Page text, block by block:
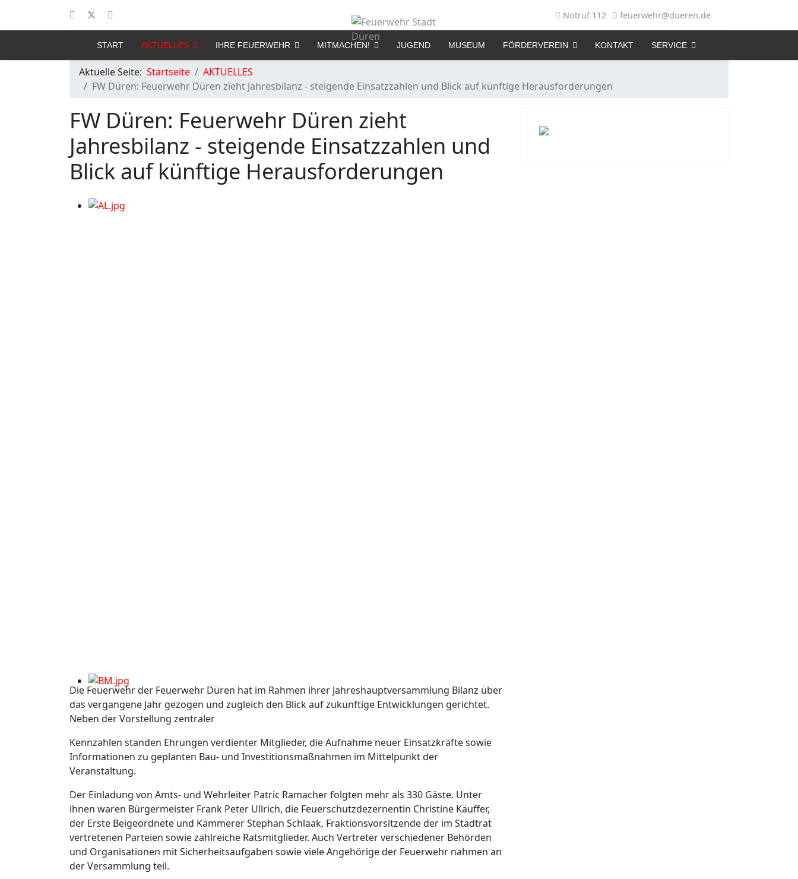
Notruf 112 feuerwehr@dueren.de
START AKTUELLES IHRE FEUERWEHR MITMACHEN! JUGEND MUSEUM FÖRDERVEREIN KONTAKT SERVICE
Aktuelle Seite: Startseite
AKTUELLES
FW Düren: Feuerwehr Düren zieht Jahresbilanz - steigende Einsatzzahlen und Blick auf künftige Herausforderungen
FW Düren: Feuerwehr Düren zieht
Jahresbilanz - steigende Einsatzzahlen und
Blick auf künftige Herausforderungen
Die Feuerwehr der Feuerwehr Düren hat im Rahmen ihrer Jahreshauptversammlung Bilanz über
das vergangene Jahr gezogen und zugleich den Blick auf zukünftige Entwicklungen gerichtet.
Neben der Vorstellung zentraler
Kennzahlen standen Ehrungen verdienter Mitglieder, die Aufnahme neuer Einsatzkräfte sowie
Informationen zu geplanten Bau- und Investitionsmaßnahmen im Mittelpunkt der
Veranstaltung.
Der Einladung von Amts- und Wehrleiter Patric Ramacher folgten mehr als 330 Gäste. Unter
ihnen waren Bürgermeister Frank Peter Ullrich, die Feuerschutzdezernentin Christine Käuffer,
der Erste Beigeordnete und Kämmerer Stephan Schlaak, Fraktionsvorsitzende der im Stadtrat
vertretenen Parteien sowie zahlreiche Ratsmitglieder. Auch Vertreter verschiedener Behörden
und Organisationen mit Sicherheitsaufgaben sowie viele Angehörige der Feuerwehr nahmen an
der Versammlung teil.